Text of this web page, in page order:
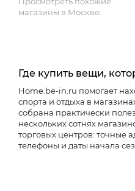
магазины в Москве:
Где купить вещи,
Home.be-in.ru помогает
спорта и отдыха в
собрана практически
нескольких сотнях
торговых центров: точные
телефоны и даты начала